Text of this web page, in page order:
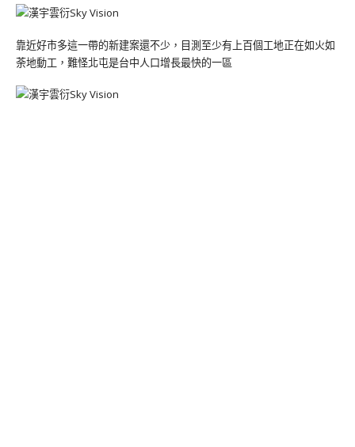
靠近好市多這一帶的新建案還不少，目測至少有上百個工地正在如火如
荼地動工，難怪北屯是台中人口增長最快的一區